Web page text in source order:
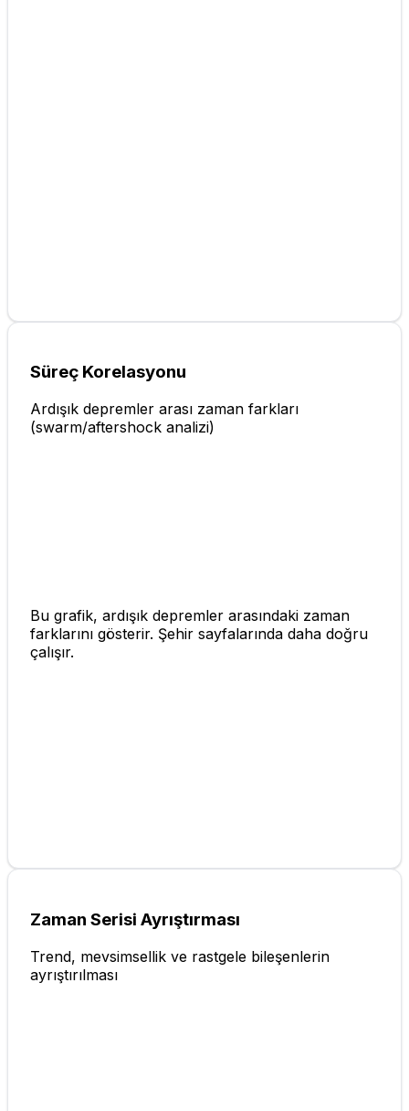
Süreç Korelasyonu
Ardışık depremler arası zaman farkları
(swarm/aftershock analizi)
Bu grafik, ardışık depremler arasındaki zaman
farklarını gösterir. Şehir sayfalarında daha doğru
çalışır.
Zaman Serisi Ayrıştırması
Trend, mevsimsellik ve rastgele bileşenlerin
ayrıştırılması